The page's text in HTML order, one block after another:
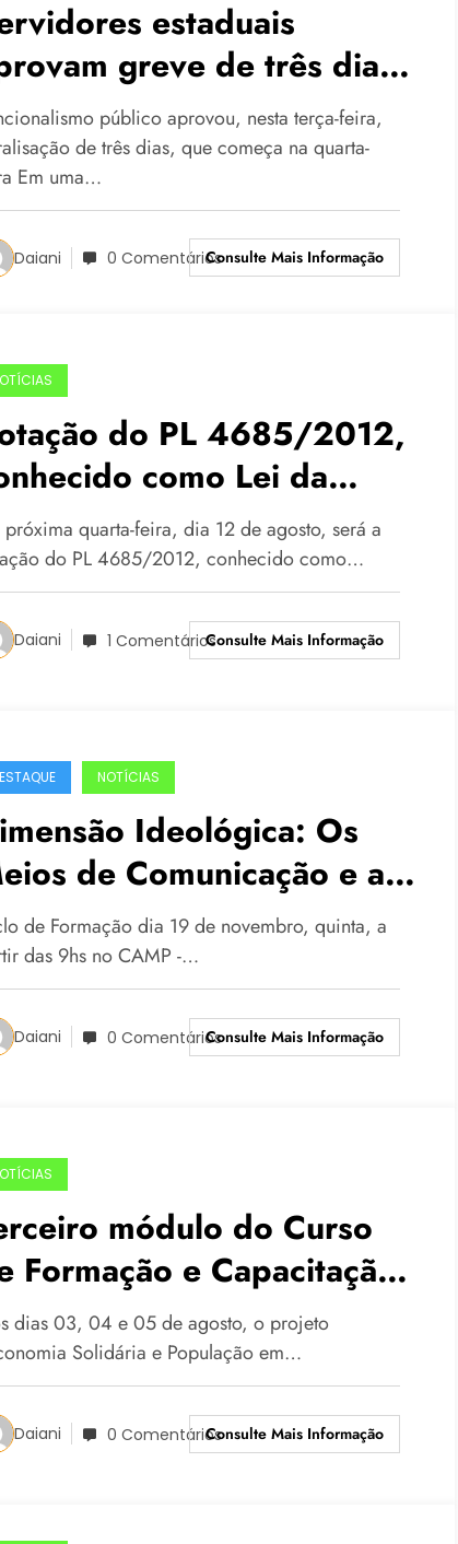
estaduais
greve de três dias
de quarta-feira,
08
público aprovou, nesta terça-feira,
de três dias, que começa na quarta-
Em uma…
Daiani 0 ComentáriosConsulte Mais Informação
do PL 4685/2012,
como Lei da
Solidária, será
12/08
quarta-feira, dia 12 de agosto, será a
do PL 4685/2012, conhecido como…
Daiani 1 ComentáriosConsulte Mais Informação
NOTÍCIAS
Ideológica: Os
de Comunicação e a
da Hegemonia,
Silvio Caccia Bava
de Formação dia 19 de novembro, quinta, a
das 9hs no CAMP -…
Daiani 0 ComentáriosConsulte Mais Informação
módulo do Curso
Formação e Capacitação
Agentes Multiplicadores
dias 03, 04 e 05 de agosto, o projeto
Solidária e População em…
Daiani 0 ComentáriosConsulte Mais Informação